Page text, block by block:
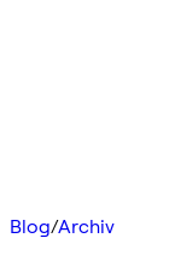
Blog/Archiv